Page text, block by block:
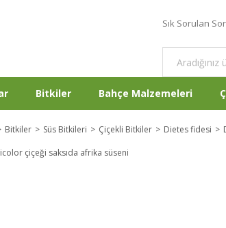
Sık Sorulan
Bitkiler Bahçe Malzemeleri
Bitkiler Süs Bitkileri Çiçekli Bitkiler Dietes fidesi